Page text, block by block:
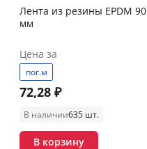
Лента из резины EPDM 90
мм
Цена за
пог.м
72,28 ₽
В наличии635 шт.
В корзину